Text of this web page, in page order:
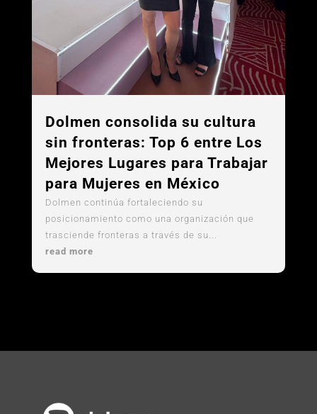
Dolmen consolida su cultura
sin fronteras: Top 6 entre Los
Mejores Lugares para Trabajar
para Mujeres en México
Dolmen continúa fortaleciendo su
posicionamiento como una organización que
trasciende fronteras a través de su...
read more